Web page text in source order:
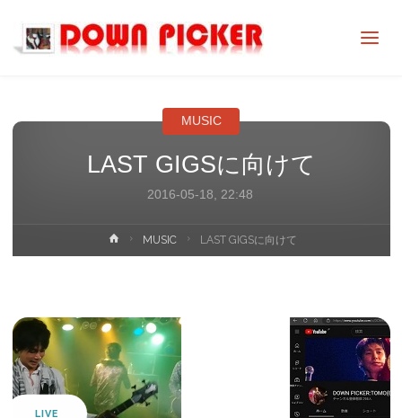
LAST GIGSに向けて
2016-05-18, 22:48
MUSIC
ホ
ー
MUSIC LAST GIGSに向けて